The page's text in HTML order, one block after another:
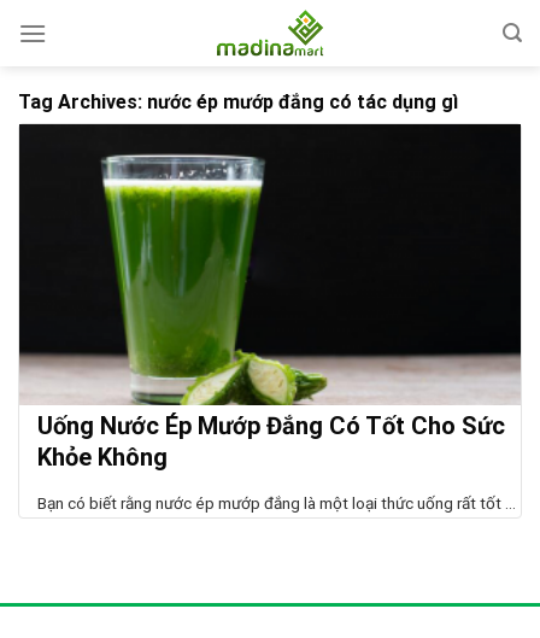
Tag Archives: nước ép mướp đắng có tác dụng gì
Uống Nước Ép Mướp Đắng Có Tốt Cho Sức
Khỏe Không
Bạn có biết rằng nước ép mướp đắng là một loại thức uống rất tốt ...